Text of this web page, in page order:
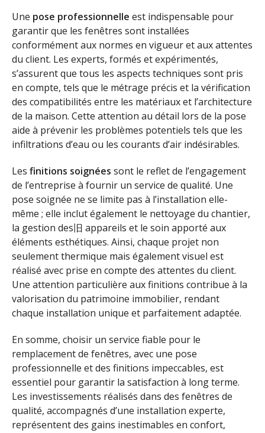
Une pose professionnelle est indispensable pour
garantir que les fenêtres sont installées
conformément aux normes en vigueur et aux attentes
du client. Les experts, formés et expérimentés,
s’assurent que tous les aspects techniques sont pris
en compte, tels que le métrage précis et la vérification
des compatibilités entre les matériaux et l’architecture
de la maison. Cette attention au détail lors de la pose
aide à prévenir les problèmes potentiels tels que les
infiltrations d’eau ou les courants d’air indésirables.
Les finitions soignées sont le reflet de l’engagement
de l’entreprise à fournir un service de qualité. Une
pose soignée ne se limite pas à l’installation elle-
même ; elle inclut également le nettoyage du chantier,
la gestion des旧 appareils et le soin apporté aux
éléments esthétiques. Ainsi, chaque projet non
seulement thermique mais également visuel est
réalisé avec prise en compte des attentes du client.
Une attention particulière aux finitions contribue à la
valorisation du patrimoine immobilier, rendant
chaque installation unique et parfaitement adaptée.
En somme, choisir un service fiable pour le
remplacement de fenêtres, avec une pose
professionnelle et des finitions impeccables, est
essentiel pour garantir la satisfaction à long terme.
Les investissements réalisés dans des fenêtres de
qualité, accompagnés d’une installation experte,
représentent des gains inestimables en confort,